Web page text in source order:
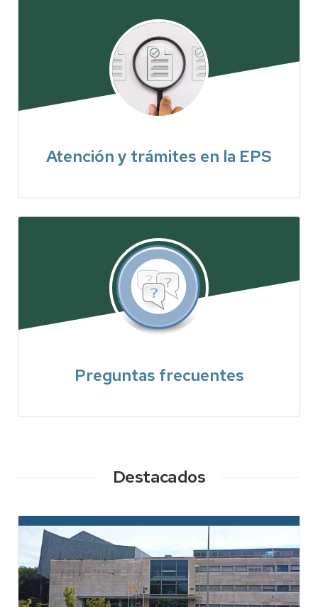
Atención y trámites en la EPS
Preguntas frecuentes
Destacados